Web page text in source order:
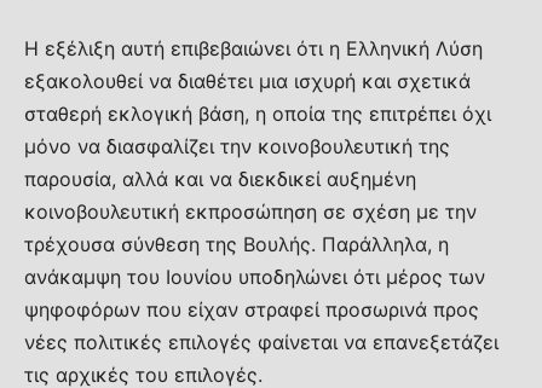
Η εξέλιξη αυτή επιβεβαιώνει ότι η Ελληνική Λύση
εξακολουθεί να διαθέτει μια ισχυρή και σχετικά
σταθερή εκλογική βάση, η οποία της επιτρέπει όχι
μόνο να διασφαλίζει την κοινοβουλευτική της
παρουσία, αλλά και να διεκδικεί αυξημένη
κοινοβουλευτική εκπροσώπηση σε σχέση με την
τρέχουσα σύνθεση της Βουλής. Παράλληλα, η
ανάκαμψη του Ιουνίου υποδηλώνει ότι μέρος των
ψηφοφόρων που είχαν στραφεί προσωρινά προς
νέες πολιτικές επιλογές φαίνεται να επανεξετάζει
τις αρχικές του επιλογές.